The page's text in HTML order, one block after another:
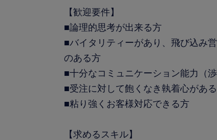
【歓迎要件】
■論理的思考が出来る方
■バイタリティーがあり、飛び込み
のある方
■十分なコミュニケーション能力（
■受注に対して飽くなき執着心があ
■粘り強くお客様対応できる方
【求めるスキル】